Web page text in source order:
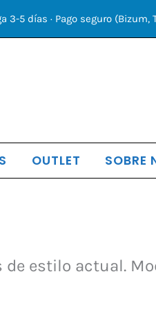
3-5 días · Pago seguro (Bizum,
OUTLET SOBRE
estilo actual.